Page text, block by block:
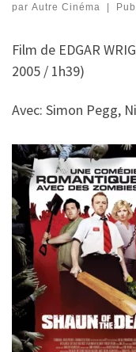
par Autre Cinéma |
Film de EDGAR
2005 / 1h39)
Avec: Simon Pegg,